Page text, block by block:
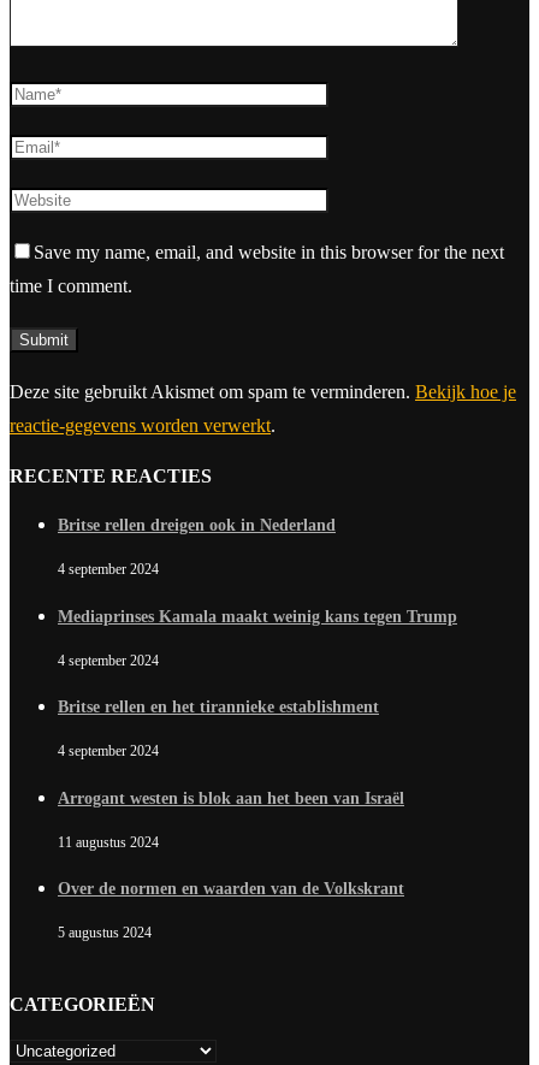
Save my name, email, and website in this browser for the next
time I comment.
Deze site gebruikt Akismet om spam te verminderen. Bekijk hoe je
reactie-gegevens worden verwerkt.
RECENTE REACTIES
Britse rellen dreigen ook in Nederland
4 september 2024
Mediaprinses Kamala maakt weinig kans tegen Trump
4 september 2024
Britse rellen en het tirannieke establishment
4 september 2024
Arrogant westen is blok aan het been van Israël
11 augustus 2024
Over de normen en waarden van de Volkskrant
5 augustus 2024
CATEGORIEËN